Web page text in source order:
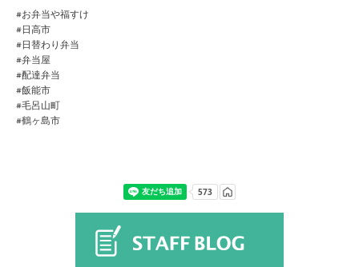
#お弁当や福すけ
#日高市
#日替わり弁当
#弁当屋
#配達弁当
#飯能市
#毛呂山町
#鶴ヶ島市